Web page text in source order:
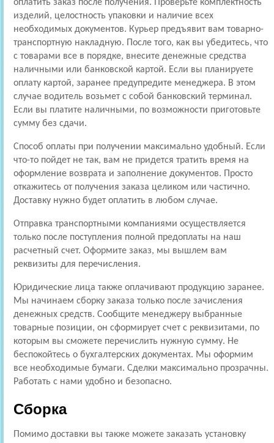
оплатить заказ после получения. Проверьте комплектность
изделий, целостность упаковки и наличие всех
необходимых документов. Курьер предъявит вам товарно-
транспортную накладную. После того, как вы убедитесь, что
с товарами все в порядке, внесите денежные средства
наличными или банковской картой. Если вы планируете
оплату картой, заранее предупредите менеджера. В этом
случае водитель возьмет с собой банковский терминал.
Если вы платите наличными, по возможности приготовьте
сумму без сдачи.
Способ оплаты при получении максимально удобный. Если
что-то пойдет не так, вам не придется тратить время на
оформление возврата и заполнение документов. Просто
откажитесь от получения заказа целиком или частично.
Доставку нужно будет оплатить в любом случае.
Отправка транспортными компаниями осуществляется
только после поступления полной предоплаты на наш
расчетный счет. Оформите заказ, мы вышлем вам
реквизиты для перечисления.
Юридические лица также оплачивают продукцию заранее.
Мы начинаем сборку заказа только после зачисления
денежных средств. Сообщите менеджеру выбранные
товарные позиции, он сформирует счет с реквизитами, по
которым вы сможете перечислить нужную сумму. Не
беспокойтесь о бухгалтерских документах. Мы оформим
все необходимые бумаги. Сделки максимально прозрачны.
Работать с нами удобно и безопасно.
Сборка
Помимо доставки вы также можете заказать установку